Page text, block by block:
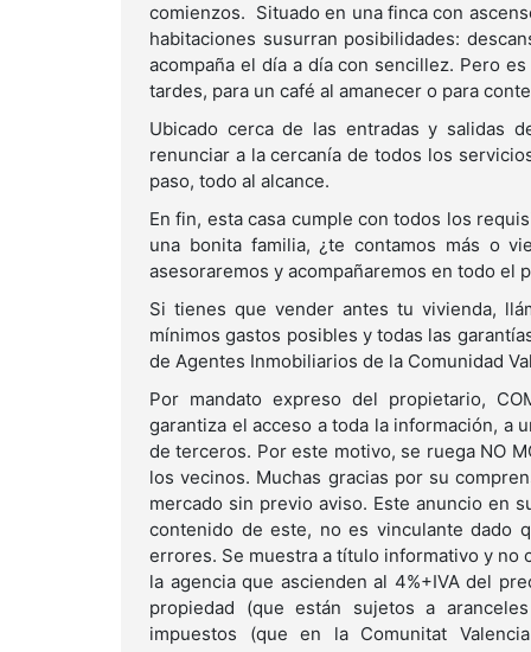
comienzos. Situado en una finca con
habitaciones susurran posibilidades:
acompaña el día a día con sencillez. Pero
tardes, para un café al amanecer o para
Ubicado cerca de las entradas y salidas
renunciar a la cercanía de todos los
paso, todo al alcance.
En fin, esta casa cumple con todos los
una bonita familia, ¿te contamos más o
asesoraremos y acompañaremos en todo el
Si tienes que vender antes tu vivienda,
mínimos gastos posibles y todas las
de Agentes Inmobiliarios de la Comunidad
Por mandato expreso del propietario,
garantiza el acceso a toda la información,
de terceros. Por este motivo, se ruega NO
los vecinos. Muchas gracias por su
mercado sin previo aviso. Este anuncio en
contenido de este, no es vinculante dado
errores. Se muestra a título informativo y
la agencia que ascienden al 4%+IVA del
propiedad (que están sujetos a
impuestos (que en la Comunitat